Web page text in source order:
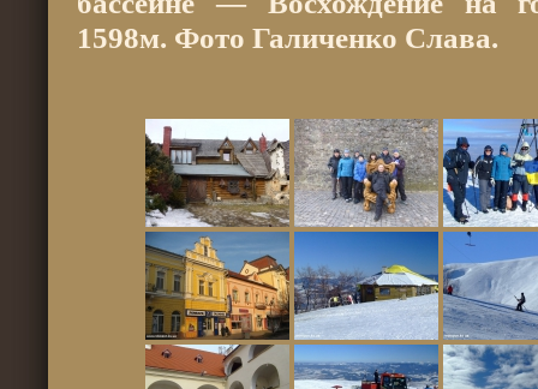
1598м. Фото Галиченко Слава.